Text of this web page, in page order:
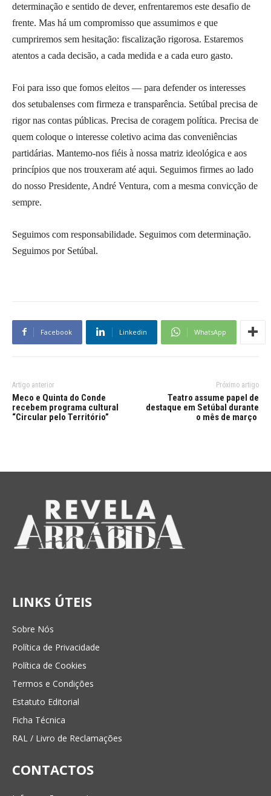
determinação e sentido de dever, enfrentaremos este desafio de
frente. Mas há um compromisso que assumimos e que
cumpriremos sem hesitação: fiscalização rigorosa. Estaremos
atentos a cada decisão, a cada medida e a cada euro gasto.
Foi para isso que fomos eleitos — para defender os interesses
dos setubalenses com firmeza e transparência. Setúbal precisa de
rigor nas contas públicas. Precisa de coragem política. Precisa de
quem coloque o interesse coletivo acima das conveniências
partidárias. Mantemo-nos fiéis à nossa matriz ideológica e aos
princípios que nos trouxeram até aqui. Seguimos firmes ao lado
do nosso Presidente, André Ventura, com a mesma convicção de
sempre.
Seguimos com responsabilidade. Seguimos com determinação.
Seguimos por Setúbal.
Facebook Linkedin WhatsApp
Artigo anterior
Meco e Quinta do Conde
recebem programa cultural
“Circular pelo Território”
Próximo artigo
Teatro assume papel de
destaque em Setúbal durante
o mês de março
LINKS ÚTEIS
Sobre Nós
Política de Privacidade
Política de Cookies
Termos e Condições
Estatuto Editorial
Ficha Técnica
RAL / Livro de Reclamações
CONTACTOS